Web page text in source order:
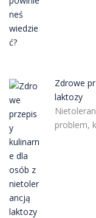
Zdrowe
laktozy
problem,